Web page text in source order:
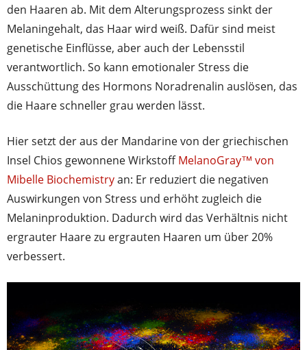
den Haaren ab. Mit dem Alterungsprozess sinkt der
Melaningehalt, das Haar wird weiß. Dafür sind meist
genetische Einflüsse, aber auch der Lebensstil
verantwortlich. So kann emotionaler Stress die
Ausschüttung des Hormons Noradrenalin auslösen, das
die Haare schneller grau werden lässt.
Hier setzt der aus der Mandarine von der griechischen
Insel Chios gewonnene WirkstoffMelanoGray™ von
Mibelle Biochemistryan: Er reduziert die negativen
Auswirkungen von Stress und erhöht zugleich die
Melaninproduktion. Dadurch wird das Verhältnis nicht
ergrauter Haare zu ergrauten Haaren um über 20%
verbessert.